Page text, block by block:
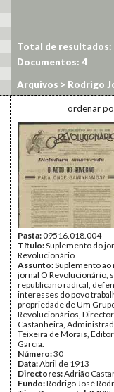
Total de resultados:
Documentos: 4
Arquivos > Rodrigo
de movimentos
ordenar
Pasta:09516.018.004
Título:Suplemento do
Revolucionário
Assunto:Suplemento ao
jornal O Revolucionário,
republicano radical,
interesses do povo
propriedade de Um
Revolucionários,
Castanheira,
Teixeira de Morais,
Garcia.
Número:30
Data:Abril de 1913
Directores:Adrião
Fundo:Rodrigo José